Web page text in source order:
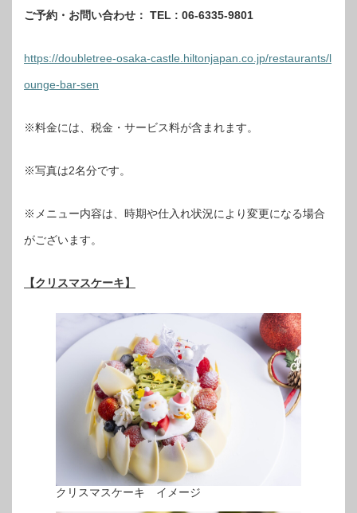
ご予約・お問い合わせ： TEL : 06-6335-9801
https://doubletree-osaka-castle.hiltonjapan.co.jp/restaurants/l
ounge-bar-sen
※料金には、税金・サービス料が含まれます。
※写真は2名分です。
※メニュー内容は、時期や仕入れ状況により変更になる場合
がございます。
【クリスマスケーキ】
クリスマスケーキ イメージ